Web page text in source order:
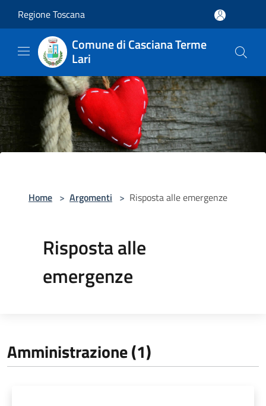
Regione Toscana
Comune di Casciana Terme
Lari
Home > Argomenti > Risposta alle emergenze
Risposta alle
emergenze
Amministrazione (1)